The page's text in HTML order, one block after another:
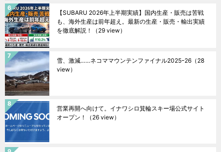
【SUBARU 2026年上半期実績】国内生産・販売は苦戦
も、海外生産は前年超え。最新の生産・販売・輸出実績
を徹底解説！
（29 view）
雪、激減……ネコママウンテンファイナル2025ｰ26 （28
view）
営業再開へ向けて。イナワシロ箕輪スキー場公式サイト
オープン！
（26 view）